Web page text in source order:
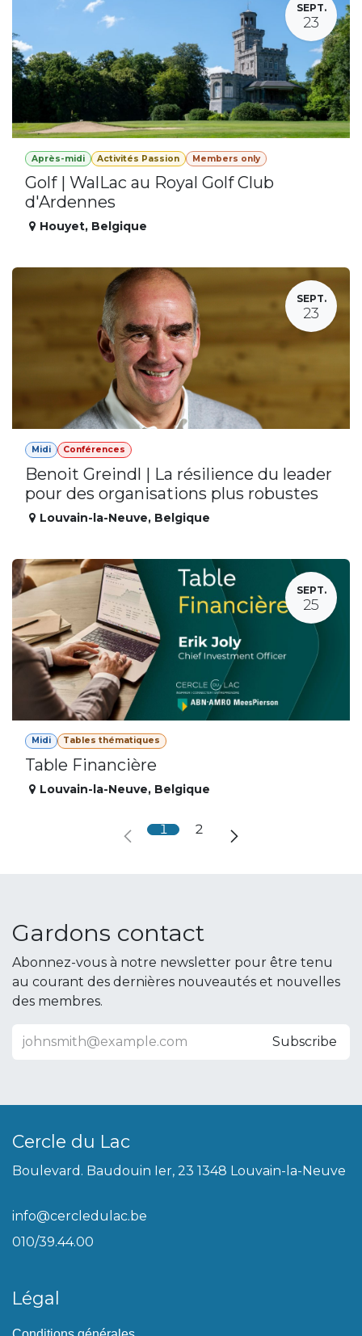
SEPT.
23
Après-midi Activités Passion Members only
Golf | WalLac au Royal Golf Club
d'Ardennes
Houyet, Belgique
SEPT.
23
Midi Conférences
Benoit Greindl | La résilience du leader
pour des organisations plus robustes
Louvain-la-Neuve, Belgique
SEPT.
25
Midi Tables thématiques
Table Financière
Louvain-la-Neuve, Belgique
1 2
Gardons contact
Abonnez-vous à notre newsletter pour être tenu
au courant des dernières nouveautés et nouvelles
des membres.
Subscribe
Cercle du Lac
Boulevard. Baudouin Ier, 23 1348 Louvain-la-Neuve
info@cercledulac.be
010/39.44.00
Légal